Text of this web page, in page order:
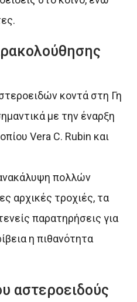
κοντά στη Γη
με την έναρξη
Vera C. Rubin και
πολλών
αρχικές τροχιές, τα
παρατηρήσεις για
η πιθανότητα
αστεροειδούς